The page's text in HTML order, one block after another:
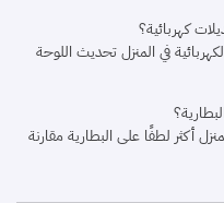
كهربائية؟
في المنزل تحديث اللوحة
أكثر لطفًا على البطارية مقارنة